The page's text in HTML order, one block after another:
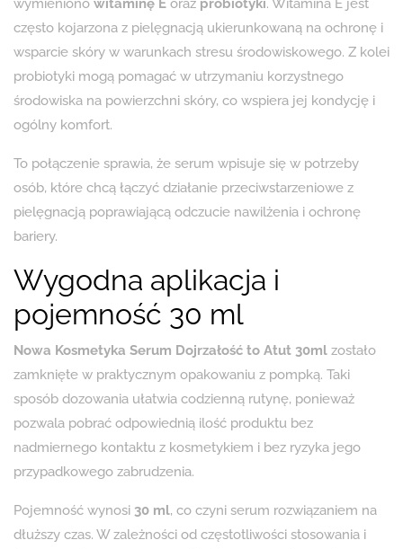
wymieniono witaminę E oraz probiotyki. Witamina E jest
często kojarzona z pielęgnacją ukierunkowaną na ochronę i
wsparcie skóry w warunkach stresu środowiskowego. Z kolei
probiotyki mogą pomagać w utrzymaniu korzystnego
środowiska na powierzchni skóry, co wspiera jej kondycję i
ogólny komfort.
To połączenie sprawia, że serum wpisuje się w potrzeby
osób, które chcą łączyć działanie przeciwstarzeniowe z
pielęgnacją poprawiającą odczucie nawilżenia i ochronę
bariery.
Wygodna aplikacja i
pojemność 30 ml
Nowa Kosmetyka Serum Dojrzałość to Atut 30ml zostało
zamknięte w praktycznym opakowaniu z pompką. Taki
sposób dozowania ułatwia codzienną rutynę, ponieważ
pozwala pobrać odpowiednią ilość produktu bez
nadmiernego kontaktu z kosmetykiem i bez ryzyka jego
przypadkowego zabrudzenia.
Pojemność wynosi 30 ml, co czyni serum rozwiązaniem na
dłuższy czas. W zależności od częstotliwości stosowania i